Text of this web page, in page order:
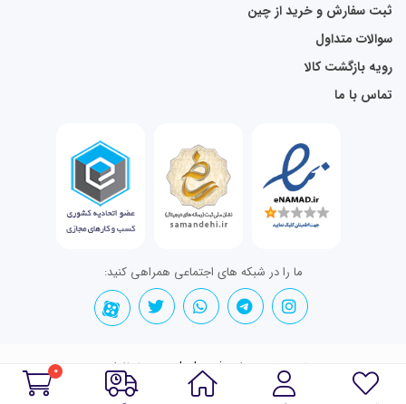
0
ثبت سفارش و خرید از چین
سوالات متداول
رویه بازگشت کالا
تماس با ما
ما را در شبکه های اجتماعی همراهی کنید:
تمامی حقوق برای mahshop.ir محفوظ است.